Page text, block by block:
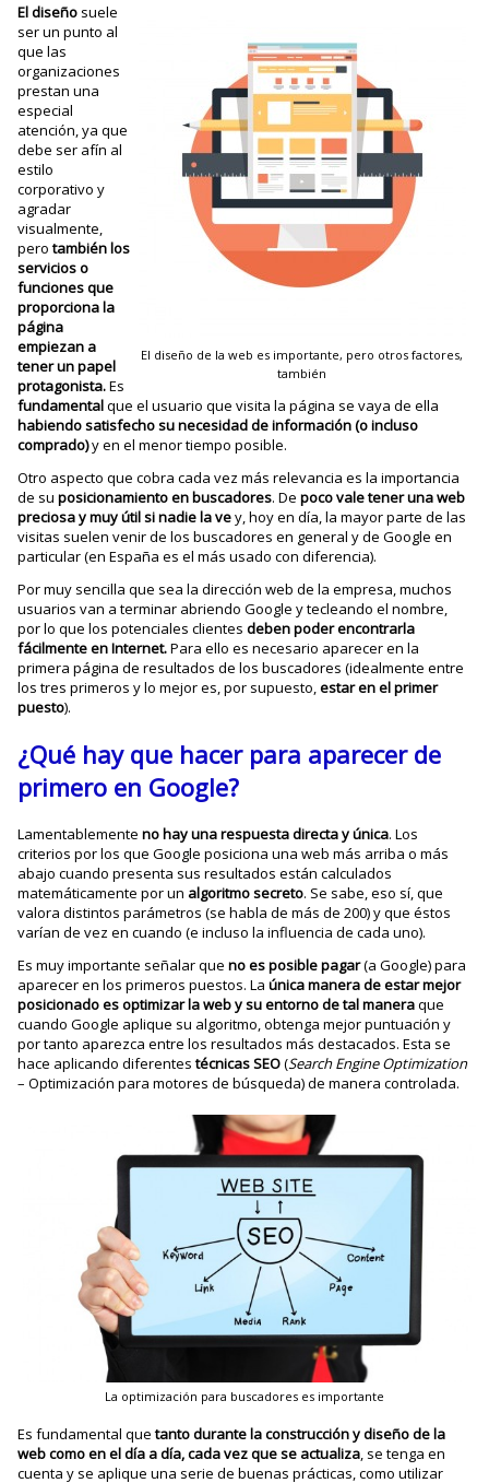
El diseño de la web es importante, pero otros factores,
también
El diseño suele
ser un punto al
que las
organizaciones
prestan una
especial
atención, ya que
debe ser afín al
estilo
corporativo y
agradar
visualmente,
perotambién los
servicios o
funciones que
proporciona la
página
empiezan a
tener un papel
protagonista.Es
fundamentalque el usuario que visita la página se vaya de ella
habiendo satisfecho su necesidad de información (o incluso
comprado)y en el menor tiempo posible.
Otro aspecto que cobra cada vez más relevancia es la importancia
de suposicionamiento en buscadores. Depoco vale tener una web
preciosa y muy útil si nadie la vey, hoy en día, la mayor parte de las
visitas suelen venir de los buscadores en general y de Google en
particular (en España es el más usado con diferencia).
Por muy sencilla que sea la dirección web de la empresa, muchos
usuarios van a terminar abriendo Google y tecleando el nombre,
por lo que los potenciales clientesdeben poder encontrarla
fácilmente en Internet.Para ello es necesario aparecer en la
primera página de resultados de los buscadores (idealmente entre
los tres primeros y lo mejor es, por supuesto,estar en el primer
puesto).
¿Qué hay que hacer para aparecer de
primero en Google?
Lamentablementeno hay una respuesta directa yúnica. Los
criterios por los que Google posiciona una web más arriba o más
abajo cuando presenta sus resultados están calculados
matemáticamente por un algoritmo secreto. Se sabe, eso sí, que
valora distintos parámetros (se habla de más de 200) y que éstos
varían de vez en cuando (e incluso la influencia de cada uno).
Es muy importante señalar queno es posible pagar(a Google) para
aparecer en los primeros puestos. Laúnica manera de estar mejor
posicionadoes optimizar la weby su entorno de tal maneraque
cuando Google aplique su algoritmo, obtenga mejor puntuación y
por tanto aparezca entre los resultados más destacados. Esta se
hace aplicando diferentestécnicas SEO(Search Engine Optimization
– Optimización para motores de búsqueda) de manera controlada.
La optimización para buscadores es importante
Es fundamental quetanto durante la construcción y diseño de la
web como en el día a día, cada vez que se actualiza, se tenga en
cuenta y se aplique una serie de buenas prácticas, como utilizar